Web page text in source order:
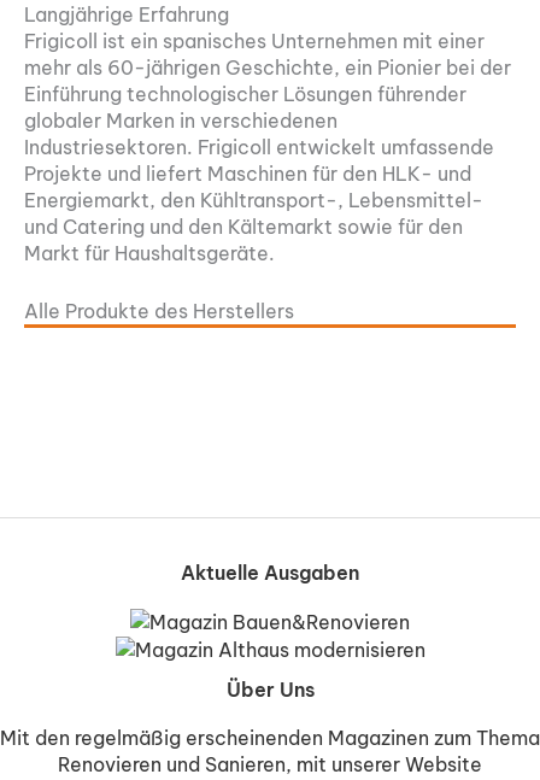
Langjährige Erfahrung
Frigicoll ist ein spanisches Unternehmen mit einer
mehr als 60-jährigen Geschichte, ein Pionier bei der
Einführung technologischer Lösungen führender
globaler Marken in verschiedenen
Industriesektoren. Frigicoll entwickelt umfassende
Projekte und liefert Maschinen für den HLK- und
Energiemarkt, den Kühltransport-, Lebensmittel-
und Catering und den Kältemarkt sowie für den
Markt für Haushaltsgeräte.
Alle Produkte des Herstellers
Aktuelle Ausgaben
Über Uns
Mit den regelmäßig erscheinenden Magazinen zum Thema
Renovieren und Sanieren, mit unserer Website